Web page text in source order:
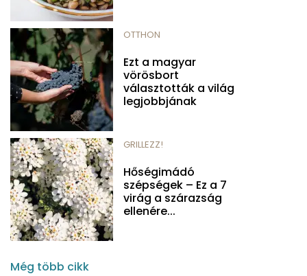
OTTHON
Ezt a magyar
vörösbort
választották a világ
legjobbjának
GRILLEZZ!
Hőségimádó
szépségek – Ez a 7
virág a szárazság
ellenére...
Még több cikk